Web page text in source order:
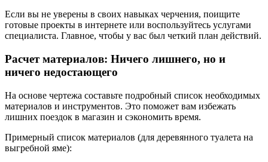
Если вы не уверены в своих навыках черчения, поищите
готовые проекты в интернете или воспользуйтесь услугами
специалиста. Главное, чтобы у вас был четкий план действий.
Расчет материалов: Ничего лишнего, но и
ничего недостающего
На основе чертежа составьте подробный список необходимых
материалов и инструментов. Это поможет вам избежать
лишних поездок в магазин и сэкономить время.
Примерный список материалов (для деревянного туалета на
выгребной яме):